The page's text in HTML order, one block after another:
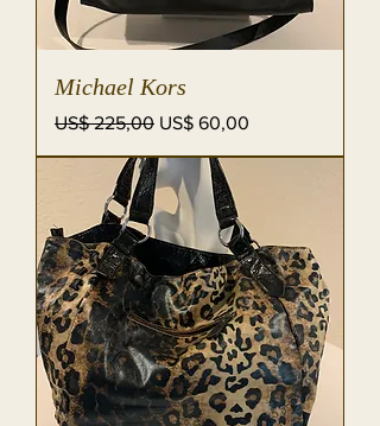
Michael Kors
Preço normal
US$ 225,00 Preço promocional
US$ 60,00